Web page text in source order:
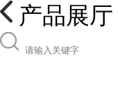
产品展厅